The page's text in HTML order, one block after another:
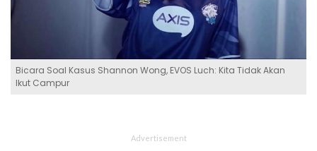
Bicara Soal Kasus Shannon Wong, EVOS Luch: Kita Tidak Akan
Ikut Campur